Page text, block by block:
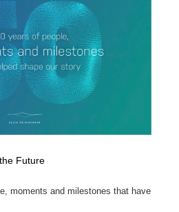
Future
moments and milestones that have